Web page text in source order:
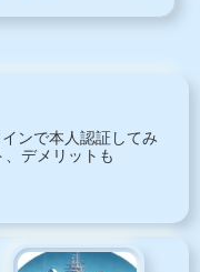
る投資家には人気の高
ンで本人認証してみ
、デメリットも